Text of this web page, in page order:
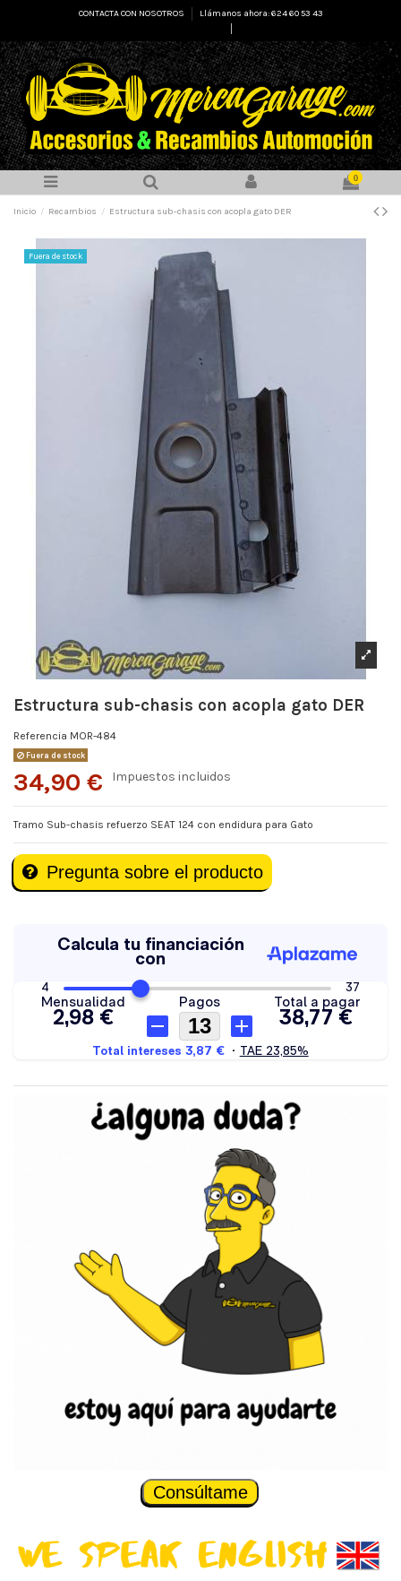
CONTACTA CON NOSOTROS
Llámanos ahora: 624 60 53 43
0
Inicio Recambios Estructura sub-chasis con acopla gato DER
Fuera de stock
Estructura sub-chasis con acopla gato DER
Referencia MOR-484
Fuera de stock
34,90 € Impuestos incluidos
Tramo Sub-chasis refuerzo SEAT 124 con endidura para Gato
Pregunta sobre el producto
Consúltame